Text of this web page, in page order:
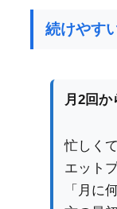
続けやす
月2回
忙しく
エット
「月に